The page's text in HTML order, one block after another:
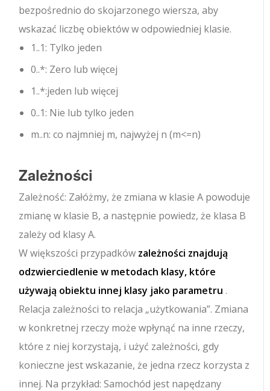
bezpośrednio do skojarzonego wiersza, aby
wskazać liczbę obiektów w odpowiedniej klasie.
1..1: Tylko jeden
0..*: Zero lub więcej
1..*:jeden lub więcej
0..1: Nie lub tylko jeden
m..n: co najmniej m, najwyżej n (m<=n)
Zależności
Zależność: Załóżmy, że zmiana w klasie A powoduje
zmianę w klasie B, a następnie powiedz, że klasa B
zależy od klasy A.
W większości przypadków zależności znajdują
odzwierciedlenie w metodach klasy, które
używają obiektu innej klasy jako parametru .
Relacja zależności to relacja „użytkowania”. Zmiana
w konkretnej rzeczy może wpłynąć na inne rzeczy,
które z niej korzystają, i użyć zależności, gdy
konieczne jest wskazanie, że jedna rzecz korzysta z
innej. Na przykład: Samochód jest napędzany